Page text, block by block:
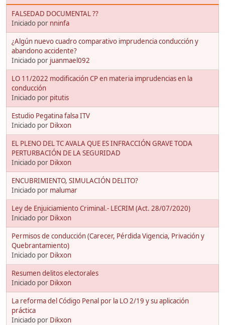
FALSEDAD DOCUMENTAL ??
Iniciado por nninfa
¿Algún nuevo cuadro comparativo imprudencia conducción y
abandono accidente?
Iniciado por juanmael092
LO 11/2022 modificación CP en materia imprudencias en la
conducción
Iniciado por pitutis
Estudio Pegatina falsa ITV
Iniciado por Dikxon
EL PLENO DEL TC AVALA QUE ES INFRACCIÓN GRAVE TODA
PERTURBACIÓN DE LA SEGURIDAD
Iniciado por Dikxon
ENCUBRIMIENTO, SIMULACIÓN DELITO?
Iniciado por malumar
Ley de Enjuiciamiento Criminal.- LECRIM (Act. 28/07/2020)
Iniciado por Dikxon
Permisos de conducción (Carecer, Pérdida Vigencia, Privación y
Quebrantamiento)
Iniciado por Dikxon
Resumen delitos electorales
Iniciado por Dikxon
La reforma del Código Penal por la LO 2/19 y su aplicación
práctica
Iniciado por Dikxon